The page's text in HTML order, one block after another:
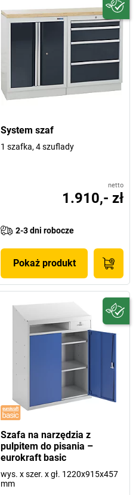
System szaf
1 szafka, 4 szuflady
netto
1.910,- zł
2-3 dni robocze
Pokaż produkt
Szafa na narzędzia z
pulpitem do pisania –
eurokraft basic
wys. x szer. x gł. 1220x915x457
mm